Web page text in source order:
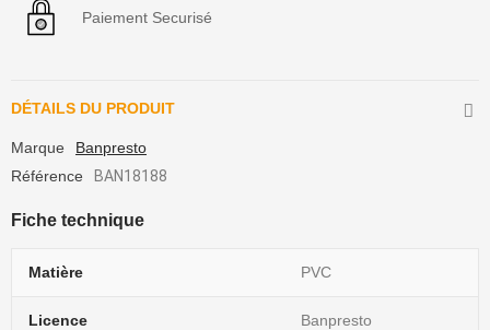
Paiement Securisé
DÉTAILS DU PRODUIT
Marque
Banpresto
Référence
BAN18188
Fiche technique
Matière PVC
Licence Banpresto